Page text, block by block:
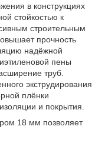
в конструкциях
стойкостью к
строительным
прочность
надёжной
пены
труб.
экструдирования
плёнки
и покрытия.
18 мм позволяет